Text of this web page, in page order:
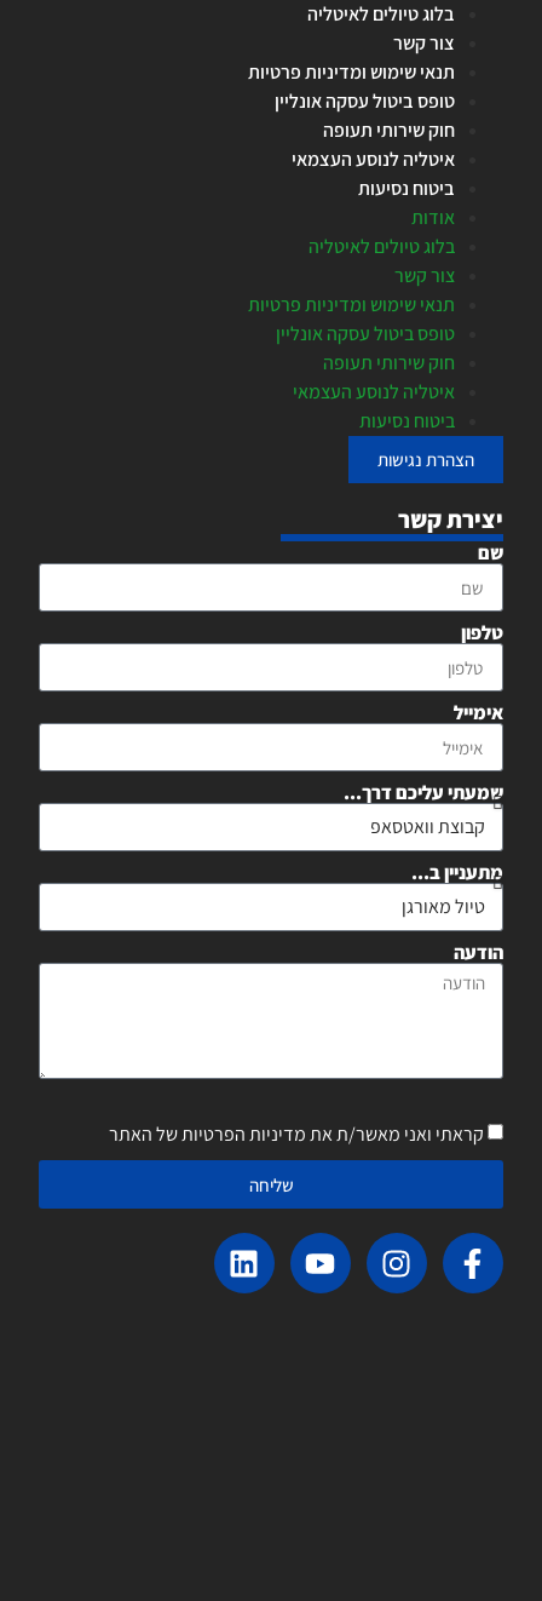
בלוג טיולים לאיטליה
צור קשר
תנאי שימוש ומדיניות פרטיות
טופס ביטול עסקה אונליין
חוק שירותי תעופה
איטליה לנוסע העצמאי
ביטוח נסיעות
אודות
בלוג טיולים לאיטליה
צור קשר
תנאי שימוש ומדיניות פרטיות
טופס ביטול עסקה אונליין
חוק שירותי תעופה
איטליה לנוסע העצמאי
ביטוח נסיעות
הצהרת נגישות
יצירת קשר
שם
טלפון
אימייל
שמעתי עליכם דרך...
מתעניין ב...
הודעה
קראתי ואני מאשר/ת את מדיניות הפרטיות של האתר
שליחה